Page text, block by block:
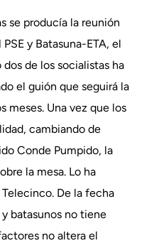
se producía la reunión
y Batasuna-ETA, el
dos de los socialistas ha
el guión que seguirá la
meses. Una vez que los
cambiando de
Conde Pumpido, la
la mesa. Lo ha
De la fecha
batasunos no tiene
no altera el